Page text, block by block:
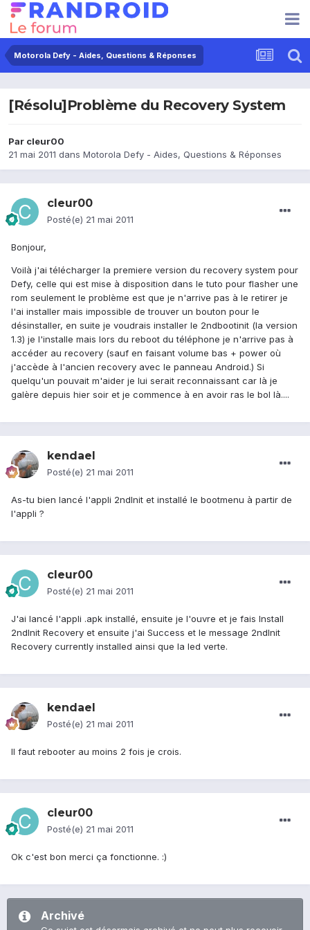
Motorola Defy - Aides, Questions & Réponses
[Résolu]Problème du Recovery System
Par cleur00
21 mai 2011 dans Motorola Defy - Aides, Questions & Réponses
cleur00
Posté(e) 21 mai 2011
Bonjour,
Voilà j'ai télécharger la premiere version du recovery system pour
Defy, celle qui est mise à disposition dans le tuto pour flasher une
rom seulement le problème est que je n'arrive pas à le retirer je
l'ai installer mais impossible de trouver un bouton pour le
désinstaller, en suite je voudrais installer le 2ndbootinit (la version
1.3) je l'installe mais lors du reboot du téléphone je n'arrive pas à
accéder au recovery (sauf en faisant volume bas + power où
j'accède à l'ancien recovery avec le panneau Android.) Si
quelqu'un pouvait m'aider je lui serait reconnaissant car là je
galère depuis hier soir et je commence à en avoir ras le bol là....
kendael
Posté(e) 21 mai 2011
As-tu bien lancé l'appli 2ndInit et installé le bootmenu à partir de
l'appli ?
cleur00
Posté(e) 21 mai 2011
J'ai lancé l'appli .apk installé, ensuite je l'ouvre et je fais Install
2ndInit Recovery et ensuite j'ai Success et le message 2ndInit
Recovery currently installed ainsi que la led verte.
kendael
Posté(e) 21 mai 2011
Il faut rebooter au moins 2 fois je crois.
cleur00
Posté(e) 21 mai 2011
Ok c'est bon merci ça fonctionne. :)
Archivé